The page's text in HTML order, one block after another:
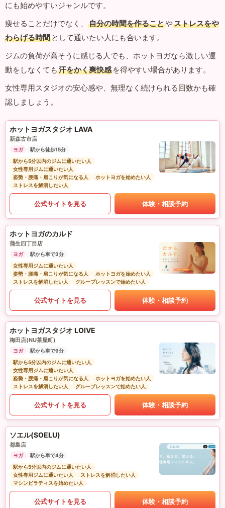
にも始めやすいジャンルです。
痩せることだけでなく、
自分の時間を作ることやストレスをや
わらげる時間 として通いたい人にも合います。
ジムの負荷が高そうに感じる人でも、ホットヨガなら激しい運
動をしなくても 汗をかく爽快感 を得やすい場合があります。
女性専用スタジオの安心感や、無理なく続けられる回数かも確
認しましょう。
ホットヨガスタジオ LAVA
新森古市店
ヨガ
駅から徒歩15分
駅から5分以内のジムに通いたい人
女性専用ジムに通いたい人
姿勢・腰痛・肩こりが気になる人
ホットヨガを始めたい人
ストレスを解消したい人
公式サイトを見る 体験・相談予約
ホットヨガのカルド
蒲生四丁目店
ヨガ
駅から車で3分
女性専用ジムに通いたい人
姿勢・腰痛・肩こりが気になる人
ホットヨガを始めたい人
ストレスを解消したい人
グループレッスンで始めたい人
公式サイトを見る 体験・相談予約
ホットヨガスタジオ LOIVE
梅田店(NU茶屋町)
ヨガ
駅から車で9分
駅から5分以内のジムに通いたい人
女性専用ジムに通いたい人
姿勢・腰痛・肩こりが気になる人
ホットヨガを始めたい人
ストレスを解消したい人
グループレッスンで始めたい人
公式サイトを見る 体験・相談予約
ソエル(SOELU)
都島店
ヨガ
駅から車で4分
駅から5分以内のジムに通いたい人
女性専用ジムに通いたい人
ストレスを解消したい人
マシンピラティスを始めたい人
公式サイトを見る 体験・相談予約